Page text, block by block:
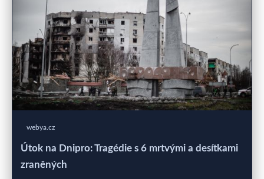
webya.cz
Útok na Dnipro: Tragédie s 6 mrtvými a desítkami
zraněných